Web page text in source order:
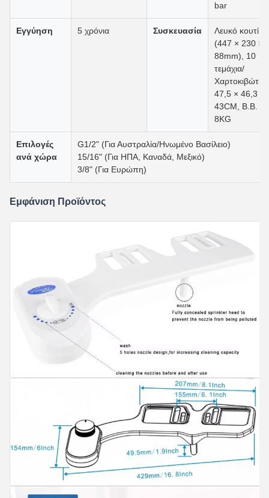
bar
Εγγύηση 5 χρόνια Συσκευασία
Λευκό κουτί
(447 × 230 ×
88mm), 10
τεμάχια/
Χαρτοκιβώτιο
47,5 × 46,3 ×
43CM, Β.Β.
8KG
Επιλογές
ανά χώρα
G1/2" (Για Αυστραλία/Ηνωμένο Βασίλειο)
15/16" (Για ΗΠΑ, Καναδά, Μεξικό)
3/8" (Για Ευρώπη)
Εμφάνιση Προϊόντος